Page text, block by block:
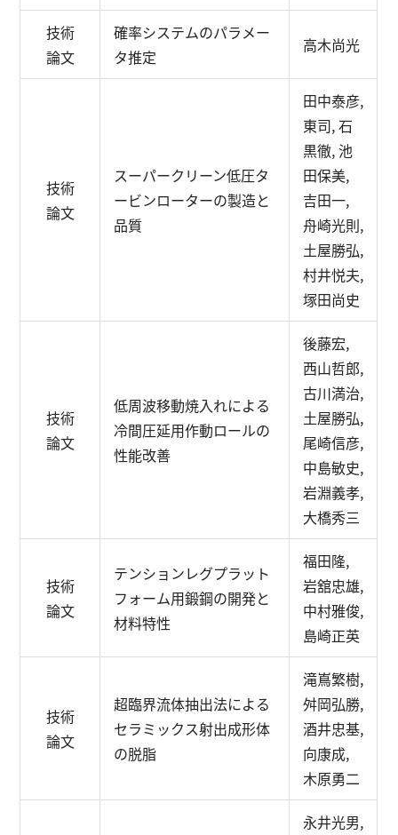
技術
論文
確率システムのパラメー
タ推定
高木尚光
技術
論文
スーパークリーン低圧タ
ービンローターの製造と
品質
田中泰彦,
東司, 石
黒徹, 池
田保美,
吉田一,
舟崎光則,
土屋勝弘,
村井悦夫,
塚田尚史
技術
論文
低周波移動焼入れによる
冷間圧延用作動ロールの
性能改善
後藤宏,
西山哲郎,
古川満治,
土屋勝弘,
尾崎信彦,
中島敏史,
岩淵義孝,
大橋秀三
技術
論文
テンションレグプラット
フォーム用鍛鋼の開発と
材料特性
福田隆,
岩舘忠雄,
中村雅俊,
島崎正英
技術
論文
超臨界流体抽出法による
セラミックス射出成形体
の脱脂
滝嶌繁樹,
舛岡弘勝,
酒井忠基,
向康成,
木原勇二
永井光男,